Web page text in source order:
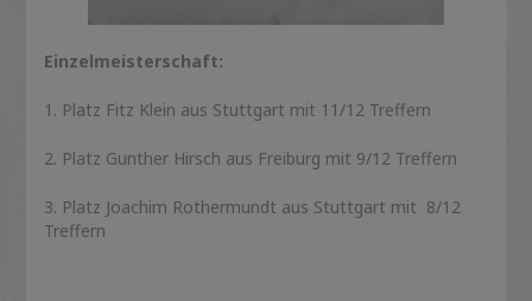
Einzelmeisterschaft:
1. Platz Fitz Klein aus Stuttgart mit 11/12 Treffern
2. Platz Gunther Hirsch aus Freiburg mit 9/12 Treffern
3. Platz Joachim Rothermundt aus Stuttgart mit 8/12
Treffern